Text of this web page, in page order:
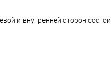
и внутренней сторон